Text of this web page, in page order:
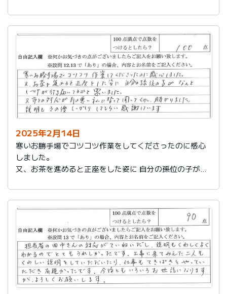
2025年2月14日
寒いお勝手場でコツコツ作業をしてくださったのに感心
しました。
又、お茶を進めると正座をした姿に 自分の孫位の子がな
又、市との対応が耳の悪い私に代わって聞いてくれ助か
りました。
説明もその後しっかりしてもらい感謝しています。